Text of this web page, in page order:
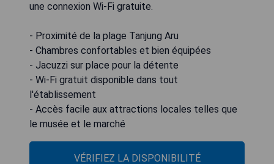
une connexion Wi-Fi gratuite.
- Proximité de la plage Tanjung Aru
- Chambres confortables et bien équipées
- Jacuzzi sur place pour la détente
- Wi-Fi gratuit disponible dans tout
l'établissement
- Accès facile aux attractions locales telles que
le musée et le marché
VÉRIFIEZ LA DISPONIBILITÉ